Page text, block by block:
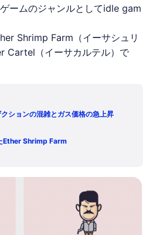
ームのジャンルとしてidle gam
Shrimp Farm（イーサシュリ
Cartel（イーサカルテル）で
ションの混雑とガス価格の急上昇
Ether Shrimp Farm